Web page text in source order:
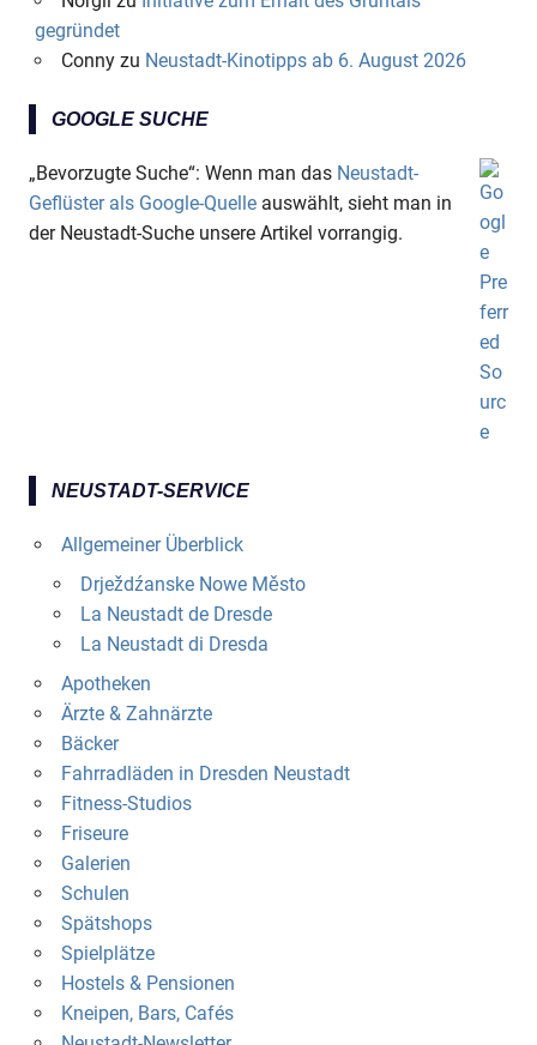
gegründet
Connyzu Neustadt-Kinotipps ab 6. August 2026
GOOGLE SUCHE
„Bevorzugte Suche“: Wenn man das Neustadt-
Geflüster als Google-Quelle auswählt, sieht man in
der Neustadt-Suche unsere Artikel vorrangig.
NEUSTADT-SERVICE
Allgemeiner Überblick
Drježdźanske Nowe Město
La Neustadt de Dresde
La Neustadt di Dresda
Apotheken
Ärzte & Zahnärzte
Bäcker
Fahrradläden in Dresden Neustadt
Fitness-Studios
Friseure
Galerien
Schulen
Spätshops
Spielplätze
Hostels & Pensionen
Kneipen, Bars, Cafés